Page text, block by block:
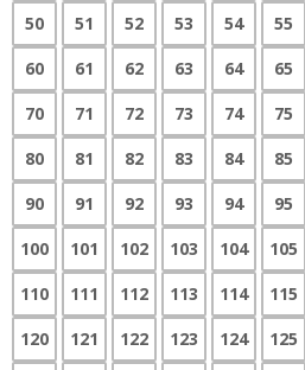
50 51 52 53 54 55
60
61 62 63 64 65
70
71 72 73 74 75
80
81 82 83 84 85
90
91 92 93 94 95
100
101 102 103 104 105
110
111 112 113 114 115
120
121 122 123 124 125